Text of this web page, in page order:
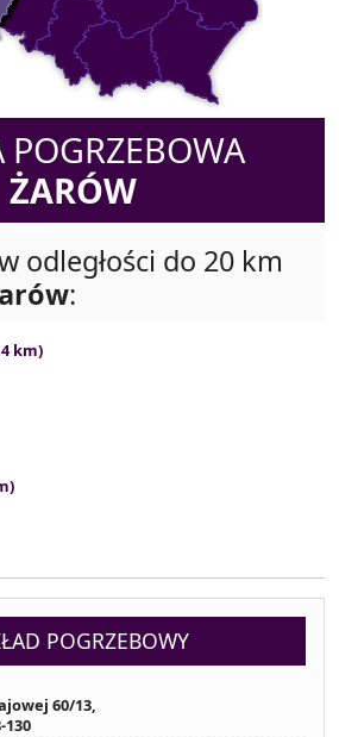
POGRZEBOWA
ŻARÓW
odległości do 20 km
:
km)
POGRZEBOWY
60/13,
130